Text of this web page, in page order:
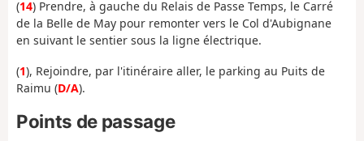
(14) Prendre, à gauche du Relais de Passe Temps, le Carré
de la Belle de May pour remonter vers le Col d'Aubignane
en suivant le sentier sous la ligne électrique.
(1), Rejoindre, par l'itinéraire aller, le parking au Puits de
Raimu (D/A).
Points de passage